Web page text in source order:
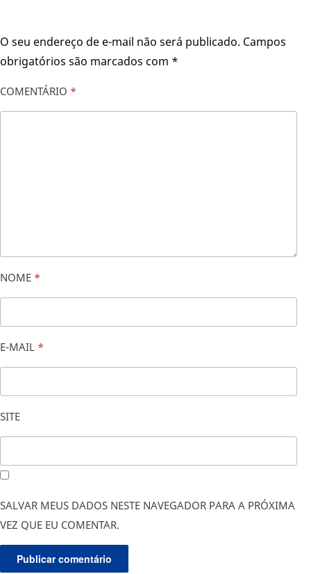
O seu endereço de e-mail não será publicado. Campos
obrigatórios são marcados com *
COMENTÁRIO *
NOME *
E-MAIL *
SITE
SALVAR MEUS DADOS NESTE NAVEGADOR PARA A PRÓXIMA
VEZ QUE EU COMENTAR.